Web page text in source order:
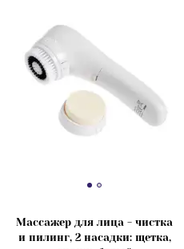
Массажер для лица - чистка
и пилинг, 2 насадки: щетка,